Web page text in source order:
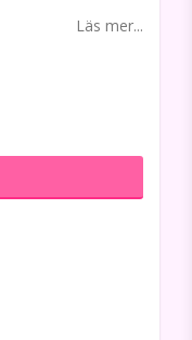
Läs mer...